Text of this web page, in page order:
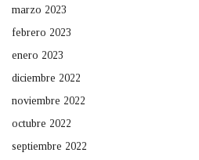
marzo 2023
febrero 2023
enero 2023
diciembre 2022
noviembre 2022
octubre 2022
septiembre 2022